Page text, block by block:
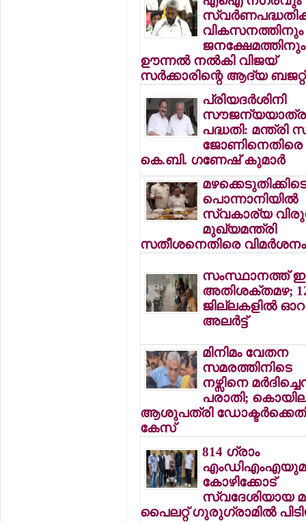
വികസനത്തിനും
ജനക്ഷേമത്തിനും
ഊന്നല്‍ നല്‍കി വിജയ്
സര്‍ക്കാരിന്റെ ആദ്യ ബജറ്റ്
പ്രിയദര്‍ശിനി
പദ്ധതി: മന്ത്രി
ജോണിനെതിരെ
കെ.ബി. ഗണേഷ് കുമാര്‍
പൊന്നാനിയില്‍
സ്വകാര്യ
മുഖ്യമന്ത്രി
സതീശനെതിരെ വിമര്‍ശനം
സംസ്ഥാനത്ത്
അതിശക്തമഴ;
ജില്ലകളില്‍
അലര്‍ട്ട്
മിനിമം വേതന
സമരത്തിനിടെ
നഴ്സിനെ
പരാതി;
ആശുപത്രി
കേസ്
814 ഗ്രാം
കോഴിക്കോട്
സ്വദേശിയായ
പൈലറ്റ് ഗുരുഗ്രാമില്‍